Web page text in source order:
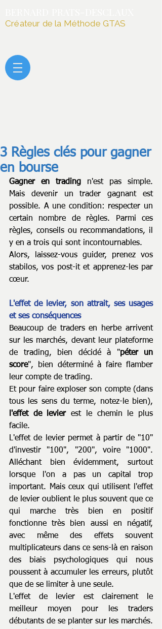
Créateur de la Méthode GTAS
3 Règles clés pour gagner
en bourse
Gagner en trading n'est pas simple.
Mais devenir un trader gagnant est
possible. A une condition: respecter un
certain nombre de règles. Parmi ces
règles, conseils ou recommandations, il
y en a trois qui sont incontournables.
Alors, laissez-vous guider, prenez vos
stabilos, vos post-it et apprenez-les par
cœur.
L'effet de levier, son attrait, ses usages
et ses conséquences
Beaucoup de traders en herbe arrivent
sur les marchés, devant leur plateforme
de trading, bien décidé à "péter un
score", bien déterminé à faire flamber
leur compte de trading.
Et pour faire exploser son compte (dans
l'effet de levier est le chemin le plus
facile.
L'effet de levier permet à partir de "10"
d'investir "100", "200", voire "1000".
Alléchant bien évidemment, surtout
lorsque l'on a pas un capital trop
important. Mais ceux qui utilisent l'effet
de levier oublient le plus souvent que ce
qui marche très bien en positif
fonctionne très bien aussi en négatif,
avec même des effets souvent
multiplicateurs dans ce sens-là en raison
des biais psychologiques qui nous
poussent à accumuler les erreurs, plutôt
que de se limiter à une seule.
L'effet de levier est clairement le
meilleur moyen pour les traders
débutants de se planter sur les marchés.